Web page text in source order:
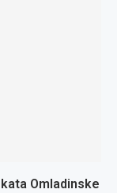
Omladinske